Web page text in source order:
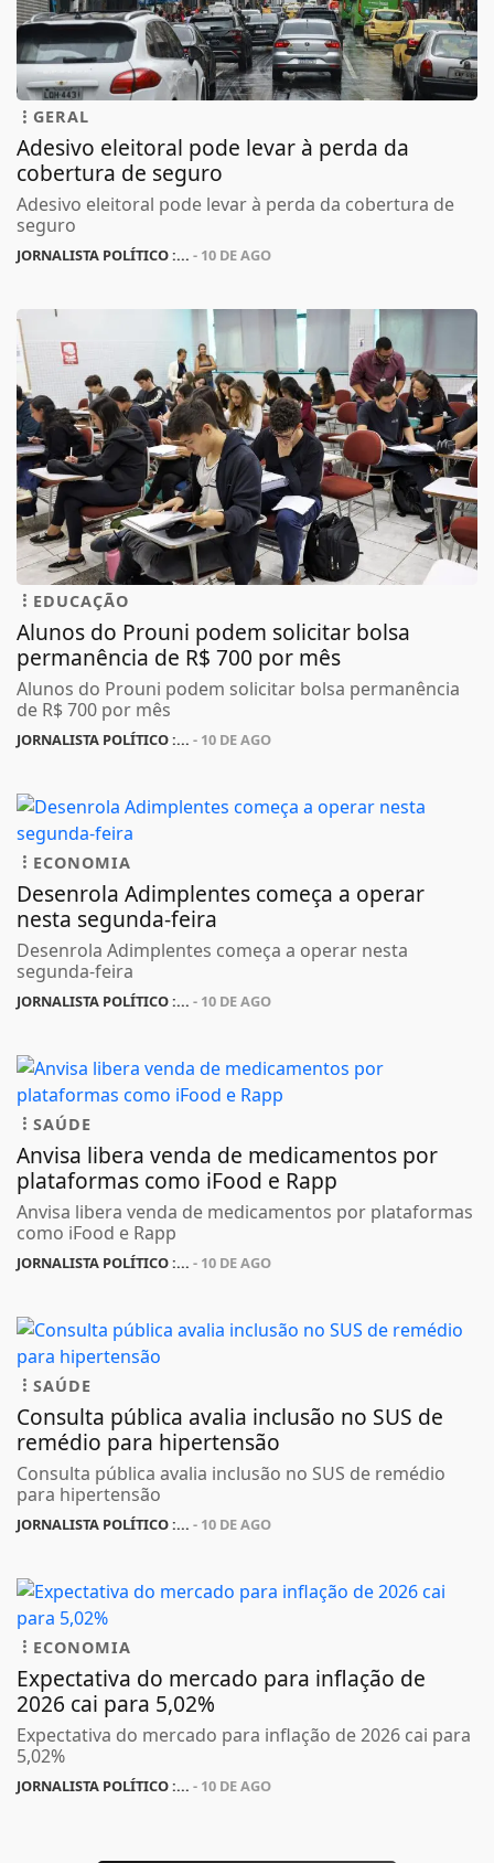
GERAL
Adesivo eleitoral pode levar à perda da
cobertura de seguro
Adesivo eleitoral pode levar à perda da cobertura de
seguro
JORNALISTA POLÍTICO :... - 10 DE AGO
EDUCAÇÃO
Alunos do Prouni podem solicitar bolsa
permanência de R$ 700 por mês
Alunos do Prouni podem solicitar bolsa permanência
de R$ 700 por mês
JORNALISTA POLÍTICO :... - 10 DE AGO
ECONOMIA
Desenrola Adimplentes começa a operar
nesta segunda-feira
Desenrola Adimplentes começa a operar nesta
segunda-feira
JORNALISTA POLÍTICO :... - 10 DE AGO
SAÚDE
Anvisa libera venda de medicamentos por
plataformas como iFood e Rapp
Anvisa libera venda de medicamentos por plataformas
como iFood e Rapp
JORNALISTA POLÍTICO :... - 10 DE AGO
SAÚDE
Consulta pública avalia inclusão no SUS de
remédio para hipertensão
Consulta pública avalia inclusão no SUS de remédio
para hipertensão
JORNALISTA POLÍTICO :... - 10 DE AGO
ECONOMIA
Expectativa do mercado para inflação de
2026 cai para 5,02%
Expectativa do mercado para inflação de 2026 cai para
5,02%
JORNALISTA POLÍTICO :... - 10 DE AGO